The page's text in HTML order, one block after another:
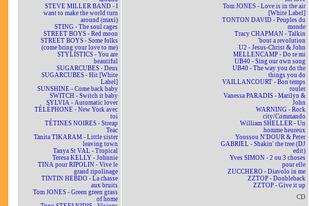
STEVE MILLER BAND - I
want to make the world turn
around (maxi)
STING - The soul cages
STREET BOYS - Red moon
STREET BOYS - Some folks
(come bring your love to me)
STYLISTICS - You are
beautiful
SUGARCUBES - Deus
SUGARCUBES - Hit [White
Label]
SUNSHINE - Come back baby
SWITCH - Switch it baby
SYLVIA - Automatic lover
TÉLÉPHONE - New York avec
toi
TÉTINES NOIRES - Streap
Teac
Tanita TIKARAM - Little sister
leaving town
Tanya St VAL - Tropical
Teresa KELLY - Johnnie
TINA pour RIPOLIN - Vive le
grand ripolinage
TINTIN HEBDO - La chasse
aux bruits
Tom JONES - Green green grass
of home
Tom JONES - Love is in the air
[White Label]
TONTON DAVID - Peuples du
monde
Tracy CHAPMAN - Talkin
'bout a revolution
U2 - Jesus-Christ & John
MELLENCAMP - Do re mi
UB40 - Sing our own song
UB40 - The way you do the
things you do
VAILLANCOURT - Bon temps
rouler
Vanessa PARADIS - Marilyn &
John
WARNING - Rock
city/Commando
William SHELLER - Un
homme heureux
Youssou N'DOUR & Peter
GABRIEL - Shakin' the tree (DJ
edit)
Yves SIMON - 2 ou 3 choses
pour elle
ZUCCHERO - Diavolo in me
ZZTOP - Doubleback
ZZTOP - Give it up
CD